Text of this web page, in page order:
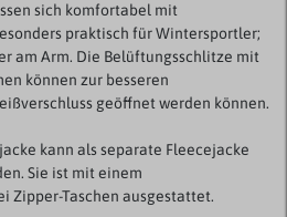
sich komfortabel mit
praktisch für Wintersportler;
am Arm. Die Belüftungsschlitze mit
können zur besseren
geöffnet werden können.
kann als separate Fleecejacke
Sie ist mit einem
Zipper-Taschen ausgestattet.